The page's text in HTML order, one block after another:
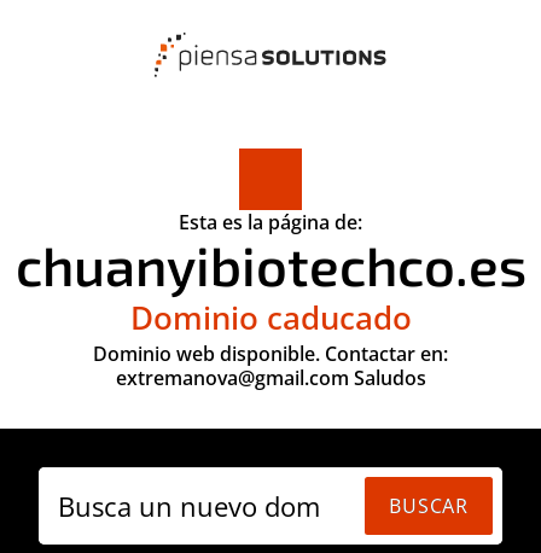
Esta es la página de:
chuanyibiotechco.es
Dominio caducado
Dominio web disponible. Contactar en:
extremanova@gmail.com Saludos
Busca un nuevo domi BUSCAR